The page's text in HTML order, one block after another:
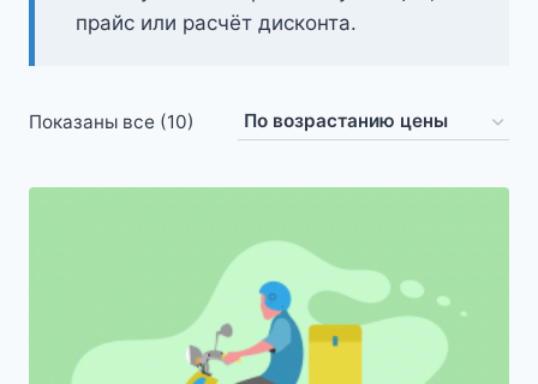
прайс или расчёт дисконта.
Показаны все (10) Цены:
возрастанию